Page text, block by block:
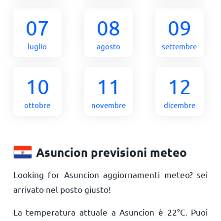
07
luglio
08
agosto
09
settembre
10
ottobre
11
novembre
12
dicembre
Asuncion previsioni meteo
Looking for Asuncion aggiornamenti meteo? sei
arrivato nel posto giusto!
La temperatura attuale a Asuncion è 22°C . Puoi